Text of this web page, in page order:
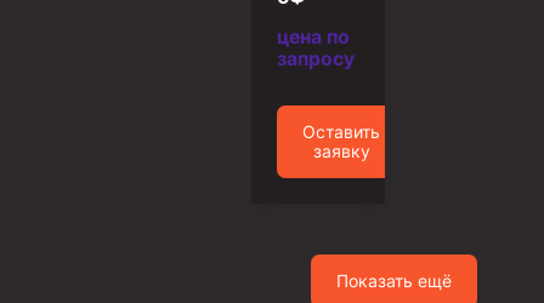
цена по
запросу
Оставить
заявку
Показать ещё